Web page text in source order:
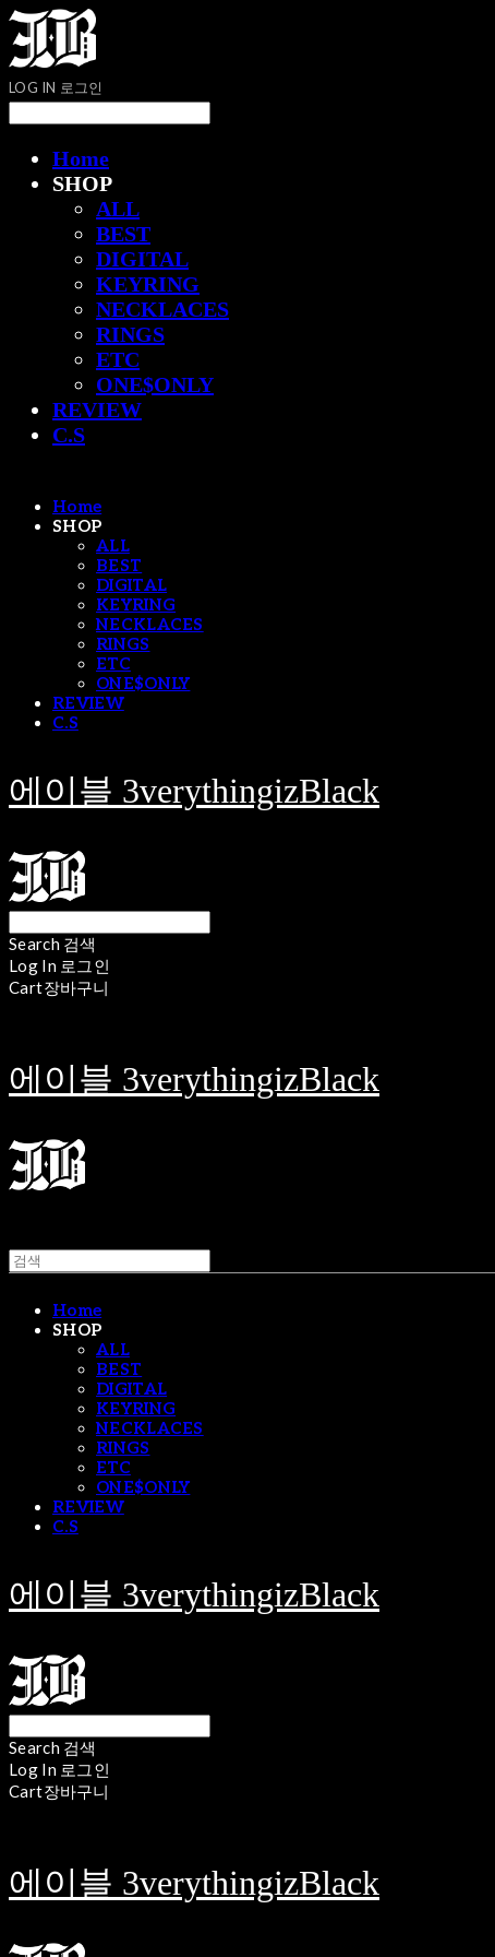
LOG IN 로그인
Home
SHOP
ALL
BEST
DIGITAL
KEYRING
NECKLACES
RINGS
ETC
ONE$ONLY
REVIEW
C.S
Home
SHOP
ALL
BEST
DIGITAL
KEYRING
NECKLACES
RINGS
ETC
ONE$ONLY
REVIEW
C.S
에이블 3verythingizBlack
Search 검색
Log In 로그인
Cart장바구니
에이블 3verythingizBlack
Home
SHOP
ALL
BEST
DIGITAL
KEYRING
NECKLACES
RINGS
ETC
ONE$ONLY
REVIEW
C.S
에이블 3verythingizBlack
Search 검색
Log In 로그인
Cart장바구니
에이블 3verythingizBlack